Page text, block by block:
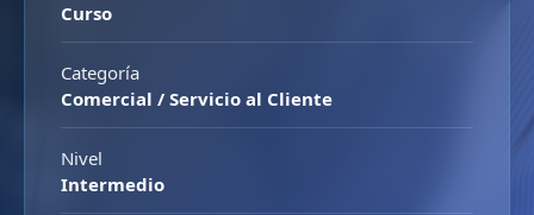
Curso
Categoría
Comercial / Servicio al Cliente
Nivel
Intermedio